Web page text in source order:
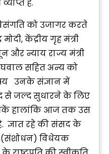
है.
को उजागर करते
केंद्रीय गृह मंत्री
और न्याय राज्य मंत्री
सहित अन्य को
उनके संज्ञान में
से जल्द सुधारने के लिए
हालांकि आज तक उस
ज्ञात रहे की संसद के
विधेयक